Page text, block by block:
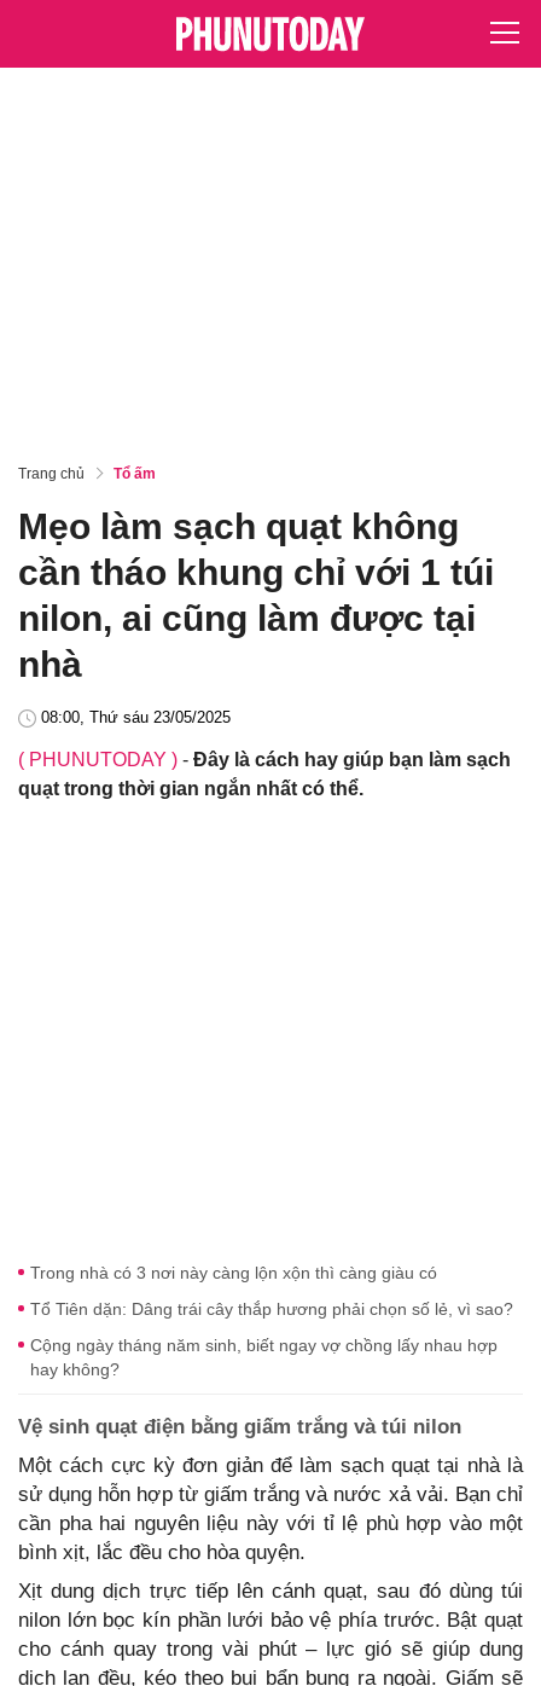
Trang chủ Tổ ấm
Mẹo làm sạch quạt không
cần tháo khung chỉ với 1 túi
nilon, ai cũng làm được tại
nhà
08:00, Thứ sáu 23/05/2025
( PHUNUTODAY ) - Đây là cách hay giúp bạn làm sạch
quạt trong thời gian ngắn nhất có thể.
Trong nhà có 3 nơi này càng lộn xộn thì càng giàu có
Tổ Tiên dặn: Dâng trái cây thắp hương phải chọn số lẻ, vì sao?
Cộng ngày tháng năm sinh, biết ngay vợ chồng lấy nhau hợp
hay không?
Vệ sinh quạt điện bằng giấm trắng và túi nilon
Một cách cực kỳ đơn giản để làm sạch quạt tại nhà là
sử dụng hỗn hợp từ giấm trắng và nước xả vải. Bạn chỉ
cần pha hai nguyên liệu này với tỉ lệ phù hợp vào một
bình xịt, lắc đều cho hòa quyện.
Xịt dung dịch trực tiếp lên cánh quạt, sau đó dùng túi
nilon lớn bọc kín phần lưới bảo vệ phía trước. Bật quạt
cho cánh quay trong vài phút – lực gió sẽ giúp dung
dịch lan đều, kéo theo bụi bẩn bung ra ngoài. Giấm sẽ